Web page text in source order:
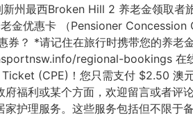
州最西Broken Hill 2 养老金领取者
金优惠卡 （Pensioner Concession
？ *请记住在旅行时携带您的养老
regional-bookings 在
(CPE)！您只需支付 $2.50 澳
福利或某个方面，欢迎留言或者评
护理服务。这些服务包括但不限于